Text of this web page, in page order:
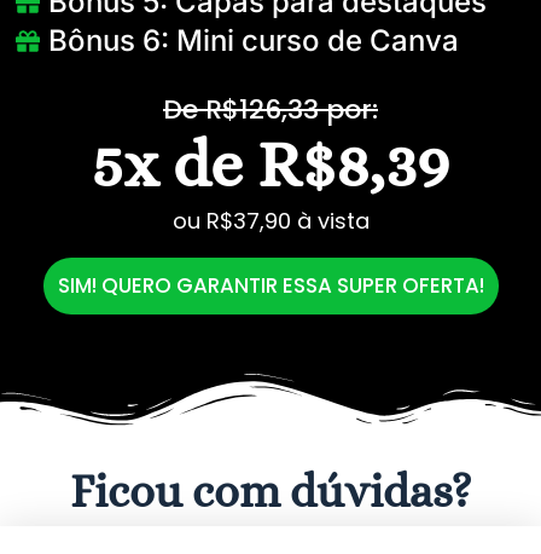
Bônus 6: Mini curso de Canva
De R$126,33 por:
5x de R$8,39
ou R$37,90 à vista
SIM! QUERO GARANTIR ESSA SUPER OFERTA!
Ficou com dúvidas?